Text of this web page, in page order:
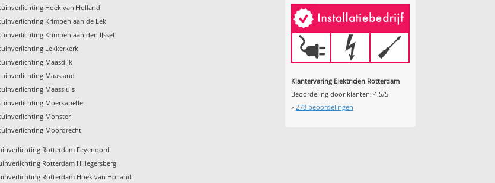
Hoek van Holland
Krimpen aan de Lek
Krimpen aan den IJssel
Lekkerkerk
Maasdijk
Maasland
Maassluis
Moerkapelle
Monster
Moordrecht
Rotterdam Feyenoord
Rotterdam Hillegersberg
Rotterdam Hoek van Holland
Klantervaring Elektricien Rotterdam
Beoordeling door klanten: 4.5/5
» 278beoordelingen